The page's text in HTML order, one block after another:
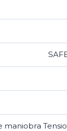
maniobra